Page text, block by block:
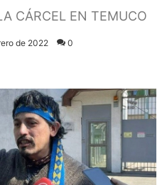
CÁRCEL EN TEMUCO
de 2022 0